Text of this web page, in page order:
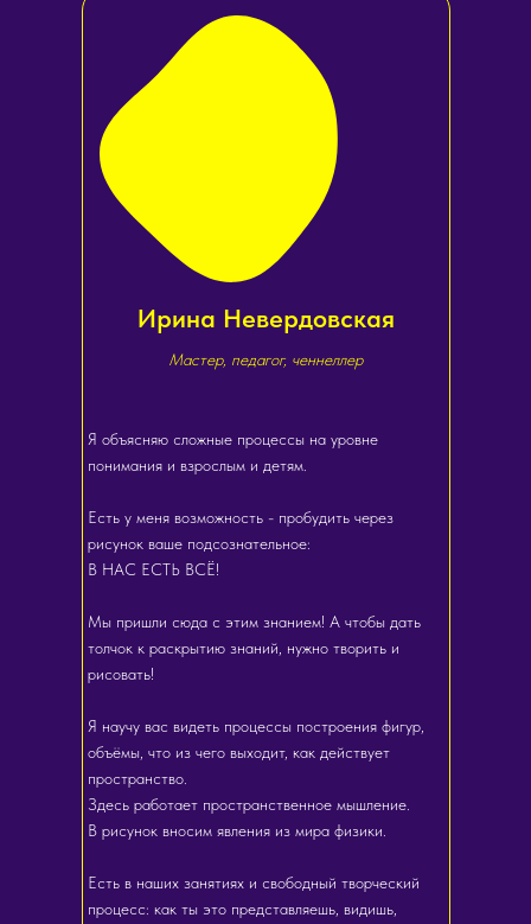
Я объясняю сложные процессы на уровне
понимания и взрослым и детям.
Есть у меня возможность - пробудить через
рисунок ваше подсознательное:
В НАС ЕСТЬ ВСЁ!
Мы пришли сюда с этим знанием! А чтобы дать
толчок к раскрытию знаний, нужно творить и
рисовать!
Я научу вас видеть процессы построения фигур,
объёмы, что из чего выходит, как действует
пространство.
Здесь работает пространственное мышление.
В рисунок вносим явления из мира физики.
Есть в наших занятиях и свободный творческий
процесс: как ты это представляешь, видишь,
Мастер, педагог, ченнеллер
Ирина Невердовская